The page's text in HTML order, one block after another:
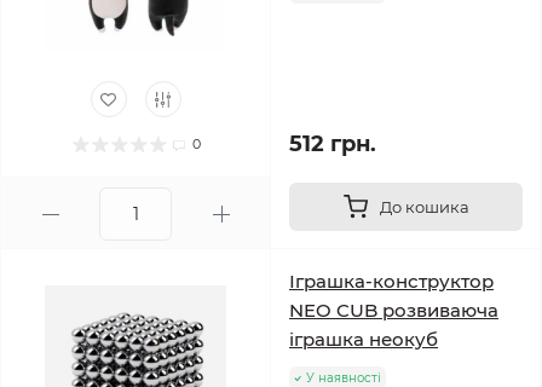
0 512 грн.
До кошика
Іграшка-конструктор
NEO CUB розвиваюча
іграшка неокуб
У наявності